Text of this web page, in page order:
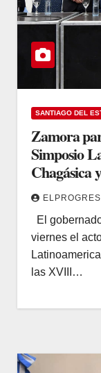
SANTIAGO DEL
Zamora
Simposio
Chagásica
Cardiología
El
viernes el
las XVIII…